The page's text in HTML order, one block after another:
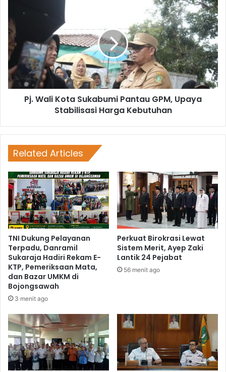
Pj. Wali Kota Sukabumi Pantau GPM, Upaya
Stabilisasi Harga Kebutuhan
Related Articles
TNI Dukung Pelayanan
Terpadu, Danramil
Sukaraja Hadiri Rekam E-
KTP, Pemeriksaan Mata,
dan Bazar UMKM di
Bojongsawah
3 menit ago
Perkuat Birokrasi Lewat
Sistem Merit, Ayep Zaki
Lantik 24 Pejabat
56 menit ago